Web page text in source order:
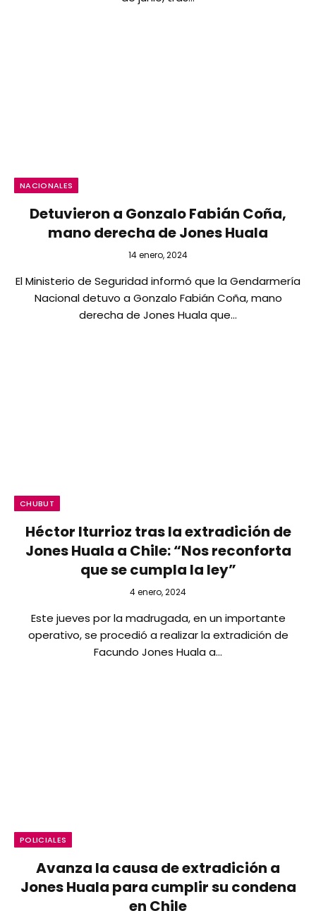
NACIONALES
Detuvieron a Gonzalo Fabián Coña,
mano derecha de Jones Huala
14 enero, 2024
El Ministerio de Seguridad informó que la Gendarmería
Nacional detuvo a Gonzalo Fabián Coña, mano
derecha de Jones Huala que…
CHUBUT
Héctor Iturrioz tras la extradición de
Jones Huala a Chile: “Nos reconforta
que se cumpla la ley”
4 enero, 2024
Este jueves por la madrugada, en un importante
operativo, se procedió a realizar la extradición de
Facundo Jones Huala a…
POLICIALES
Avanza la causa de extradición a
Jones Huala para cumplir su condena
en Chile